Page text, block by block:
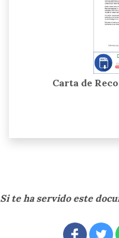
Carta de
Si te ha servido este